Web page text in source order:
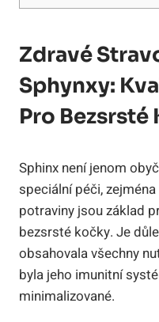
Zdravé
Sphynxy:
Pro Bezsrsté
Sphinx není jenom
speciální péči,
potraviny jsou základ
bezsrsté kočky. Je
obsahovala všechny
byla jeho imunitní
minimalizované.